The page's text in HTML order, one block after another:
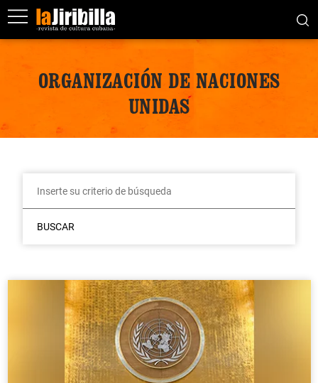
ORGANIZACIÓN DE NACIONES
UNIDAS
BUSCAR